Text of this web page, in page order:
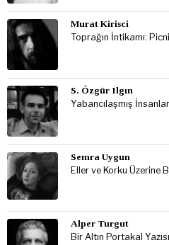
Murat Kirisci
Toprağın İntikamı:
S. Özgür Ilgın
Yabancılaşmış
Semra Uygun
Eller ve Korku Üzerine
Alper Turgut
Bir Altın Portakal